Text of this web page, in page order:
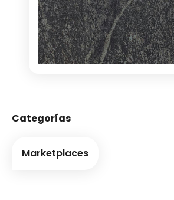
Categorías
Marketplaces